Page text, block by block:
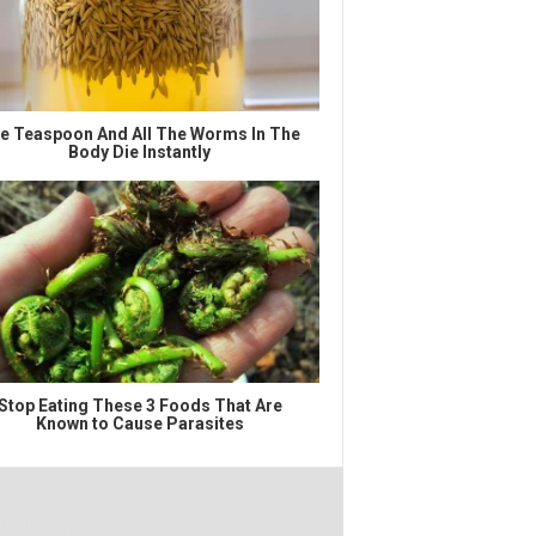
Teaspoon And All The Worms In The
Body Die Instantly
Eating These 3 Foods That Are
Known to Cause Parasites